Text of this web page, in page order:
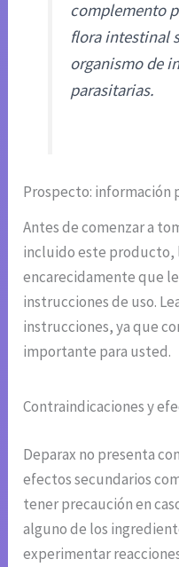
complemento
flora intestinal
organismo de
parasitarias.
Prospecto: información
Antes de comenzar a
incluido este producto,
encarecidamente que
instrucciones de uso.
instrucciones, ya que
importante para usted.
Contraindicaciones y
Deparax no presenta
efectos secundarios
tener precaución en
alguno de los
experimentar